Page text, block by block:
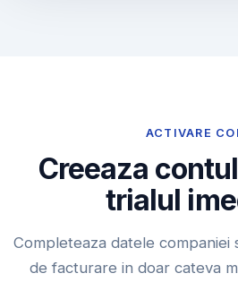
ACTIVARE
Creeaza
trialul
Completeaza datele companiei
de facturare in doar cateva